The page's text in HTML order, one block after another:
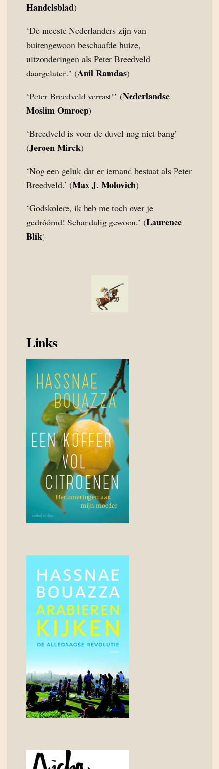
Handelsblad)
‘De meeste Nederlanders zijn van
buitengewoon beschaafde huize,
uitzonderingen als Peter Breedveld
daargelaten.’ (Anil Ramdas)
‘Peter Breedveld verrast!’ (Nederlandse
Moslim Omroep)
‘Breedveld is voor de duvel nog niet bang’
(Jeroen Mirck)
‘Nog een geluk dat er iemand bestaat als Peter
Breedveld.’ (Max J. Molovich)
‘Godskolere, ik heb me toch over je
gedróómd! Schandalig gewoon.’ (Laurence
Blik)
Links